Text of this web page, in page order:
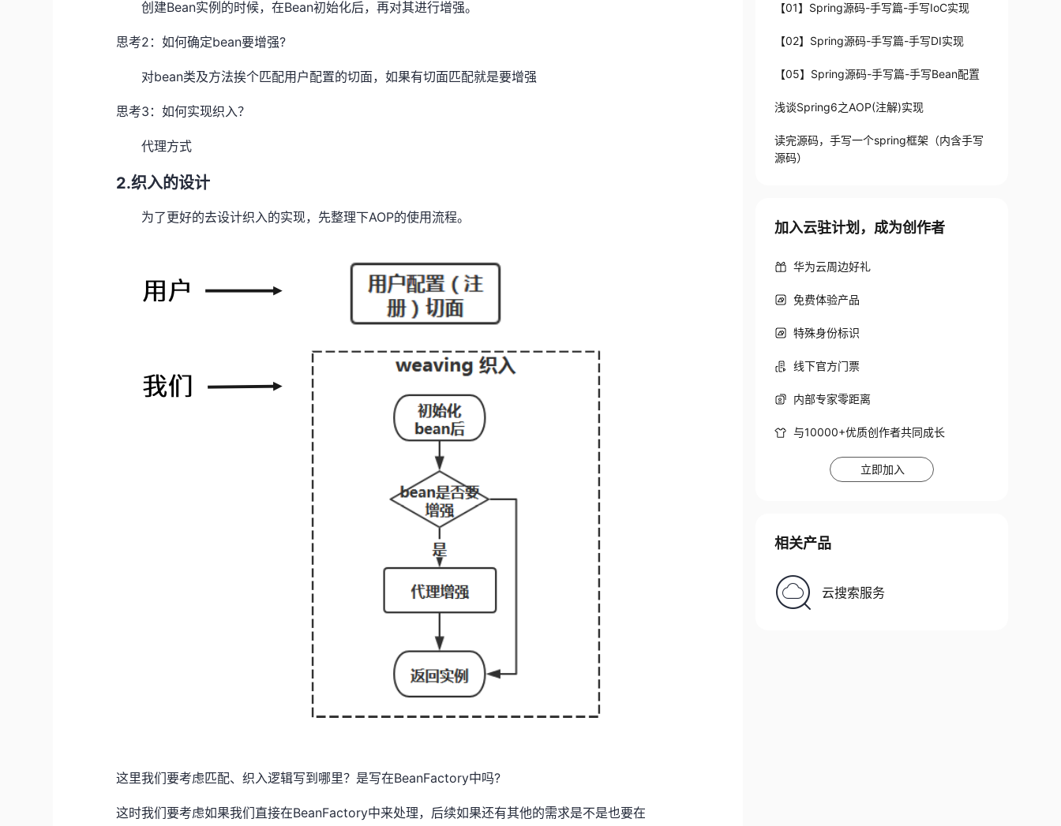
创建Bean实例的时候，在Bean初始化后，再对其进行增强。
思考2：如何确定bean要增强?
对bean类及方法挨个匹配用户配置的切面，如果有切面匹配就是要增强
思考3：如何实现织入？
代理方式
2.织入的设计
为了更好的去设计织入的实现，先整理下AOP的使用流程。
这里我们要考虑匹配、织入逻辑写到哪里？是写在BeanFactory中吗?
这时我们要考虑如果我们直接在BeanFactory中来处理，后续如果还有其他的需求是不是也要在
【01】Spring源码-手写篇-手写IoC实现
【02】Spring源码-手写篇-手写DI实现
【05】Spring源码-手写篇-手写Bean配置
浅谈Spring6之AOP(注解)实现
读完源码，手写一个spring框架（内含手写
源码）
加入云驻计划，成为创作者
华为云周边好礼
免费体验产品
特殊身份标识
线下官方门票
内部专家零距离
与10000+优质创作者共同成长
立即加入
相关产品
云搜索服务